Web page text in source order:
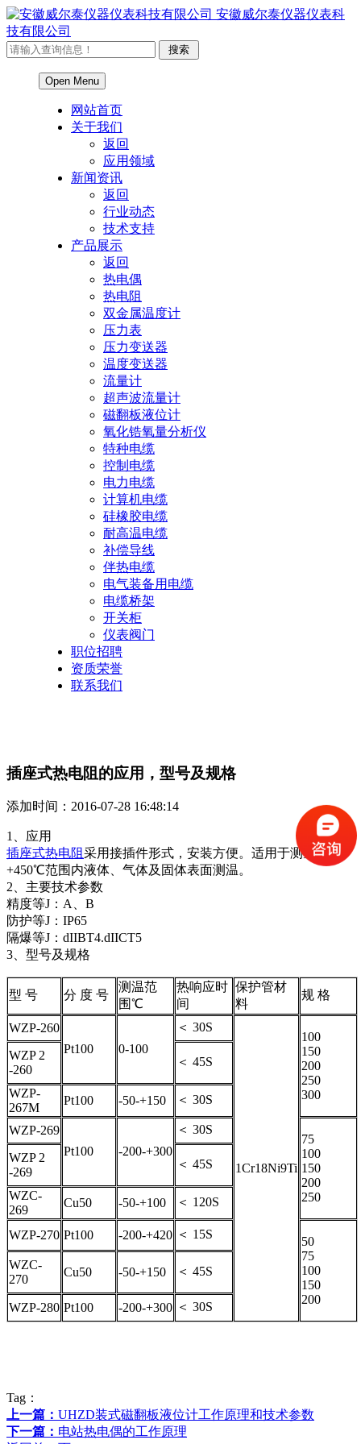
安徽威尔泰仪器仪表科
技有限公司
Open Menu
网站首页
关于我们
返回
应用领域
新闻资讯
返回
行业动态
技术支持
产品展示
返回
热电偶
热电阻
双金属温度计
压力表
压力变送器
温度变送器
流量计
超声波流量计
磁翻板液位计
氧化锆氧量分析仪
特种电缆
控制电缆
电力电缆
计算机电缆
硅橡胶电缆
耐高温电缆
补偿导线
伴热电缆
电气装备用电缆
电缆桥架
开关柜
仪表阀门
职位招聘
资质荣誉
联系我们
插座式热电阻的应用，型号及规格
添加时间：2016-07-28 16:48:14
1、应用
插座式热电阻采用接插件形式，安装方便。适用于测量-200-
+450℃范围内液体、气体及固体表面测温。
2、主要技术参数
精度等J：A、B
防护等J：IP65
隔爆等J：dIIBT4.dIICT5
3、型号及规格
型 号 分 度 号
测温范
围℃
热响应时
间
保护管材
料
规 格
WZP-260
Pt100
0-100
＜ 30S
1Cr18Ni9Ti
100
150
200
250
300
WZP 2
-260
＜ 45S
WZP-
267M
Pt100 -50-+150 ＜ 30S
WZP-269
Pt100
-200-+300
＜ 30S
75
100
150
200
250
WZP 2
-269
＜ 45S
WZC-
269
Cu50 -50-+100 ＜ 120S
WZP-270 Pt100 -200-+420 ＜ 15S
50
75
100
150
200
WZC-
270
Cu50 -50-+150 ＜ 45S
WZP-280 Pt100 -200-+300 ＜ 30S
Tag：
上一篇： UHZD装式磁翻板液位计工作原理和技术参数
下一篇： 电站热电偶的工作原理